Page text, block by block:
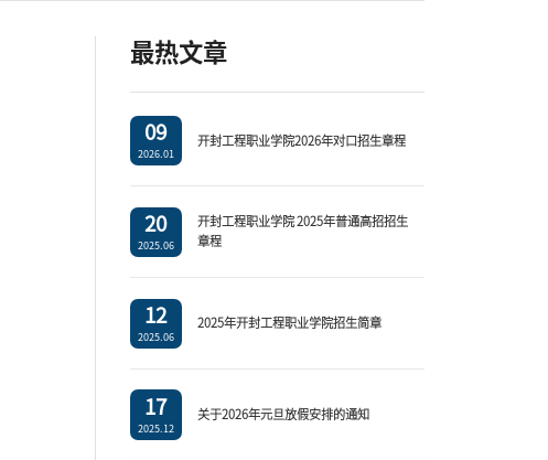
最热文章
09
2026.01
开封工程职业学院2026年对口招生章程
20
2025.06
开封工程职业学院 2025年普通高招招生
章程
12
2025.06
2025年开封工程职业学院招生简章
17
2025.12
关于2026年元旦放假安排的通知